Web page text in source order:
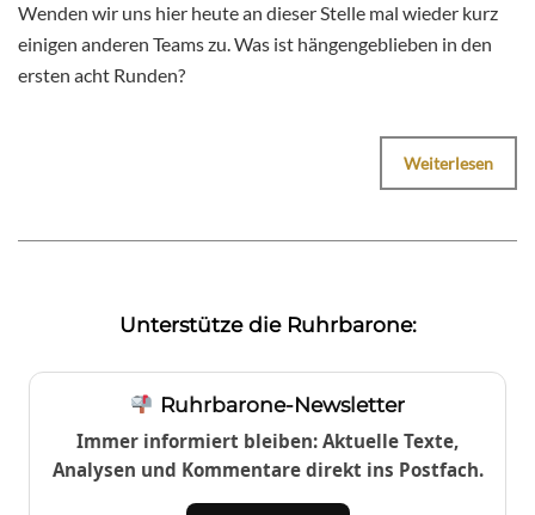
Wenden wir uns hier heute an dieser Stelle mal wieder kurz
einigen anderen Teams zu. Was ist hängengeblieben in den
ersten acht Runden?
Weiterlesen
Unterstütze die Ruhrbarone:
Ruhrbarone-Newsletter
Immer informiert bleiben: Aktuelle Texte,
Analysen und Kommentare direkt ins Postfach.